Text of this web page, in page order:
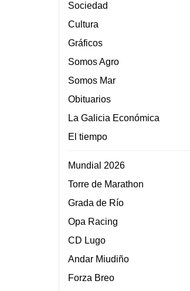
Sociedad
Cultura
Gráficos
Somos Agro
Somos Mar
Obituarios
La Galicia Económica
El tiempo
Mundial 2026
Torre de Marathon
Grada de Río
Opa Racing
CD Lugo
Andar Miudiño
Forza Breo